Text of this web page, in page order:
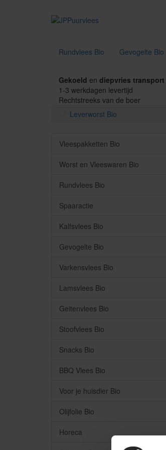
Rundvlees Bio Gevogelte Bio
Gekoeld en diepvries transport
1-3 werkdagen levertijd
Rechtstreeks van de boer
Leverworst Bio
Vleespakketten Bio
Worst en Vleeswaren Bio
Rundvlees Bio
Spaaractie
Kalfsvlees Bio
Gevogelte Bio
Varkensvlees Bio
Lamsvlees Bio
Geitenvlees Bio
Stoofvlees Bio
Snacks Bio
BBQ Vlees Bio
Voor je huisdier Bio
Olijfolie Bio
Horeca